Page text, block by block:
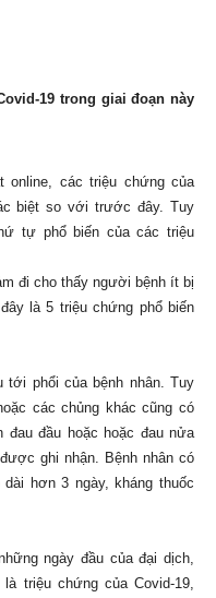
19 trong giai đoạn này
online, các triệu chứng của
biệt so với trước đây. Tuy
tự phổ biến của các triệu
đi cho thấy người bệnh ít bị
là 5 triệu chứng phổ biến
tới phổi của bệnh nhân. Tuy
các chủng khác cũng có
đau đầu hoặc hoặc đau nửa
ghi nhận. Bệnh nhân có
hơn 3 ngày, kháng thuốc
ngày đầu của đại dịch,
triệu chứng của Covid-19,